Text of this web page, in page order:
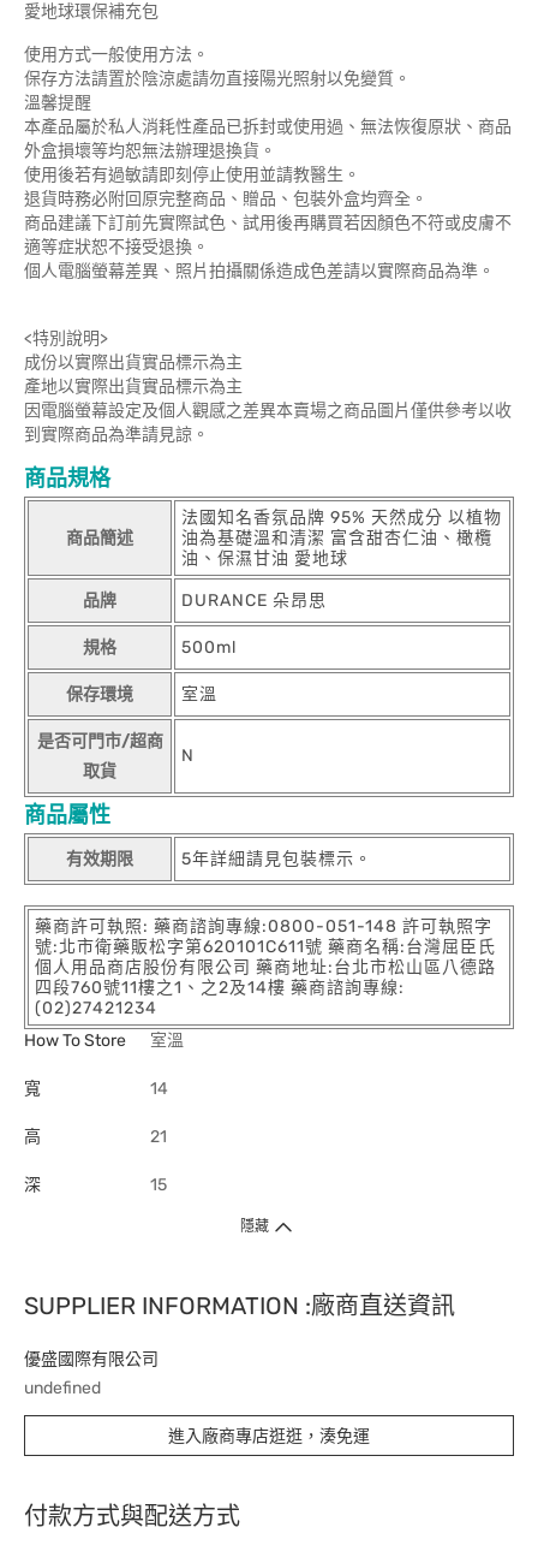
愛地球環保補充包
使用方式一般使用方法。
保存方法請置於陰涼處請勿直接陽光照射以免變質。
溫馨提醒
本產品屬於私人消耗性產品已拆封或使用過、無法恢復原狀、商品
外盒損壞等均恕無法辦理退換貨。
使用後若有過敏請即刻停止使用並請教醫生。
退貨時務必附回原完整商品、贈品、包裝外盒均齊全。
商品建議下訂前先實際試色、試用後再購買若因顏色不符或皮膚不
適等症狀恕不接受退換。
個人電腦螢幕差異、照片拍攝關係造成色差請以實際商品為準。
<特別說明>
成份以實際出貨實品標示為主
產地以實際出貨實品標示為主
因電腦螢幕設定及個人觀感之差異本賣場之商品圖片僅供參考以收
到實際商品為準請見諒。
商品規格
商品簡述
法國知名香氛品牌 95% 天然成分 以植物
油為基礎溫和清潔 富含甜杏仁油、橄欖
油、保濕甘油 愛地球
品牌 DURANCE 朵昂思
規格 500ml
保存環境 室溫
是否可門市/超商
取貨
N
商品屬性
有效期限 5年詳細請見包裝標示。
藥商許可執照: 藥商諮詢專線:0800-051-148 許可執照字
號:北市衛藥販松字第620101C611號 藥商名稱:台灣屈臣氏
個人用品商店股份有限公司 藥商地址:台北市松山區八德路
四段760號11樓之1、之2及14樓 藥商諮詢專線:
(02)27421234
How To Store
室溫
寬 14
高 21
深 15
隱藏
SUPPLIER INFORMATION :廠商直送資訊
優盛國際有限公司
undefined
進入廠商專店逛逛，湊免運
付款方式與配送方式